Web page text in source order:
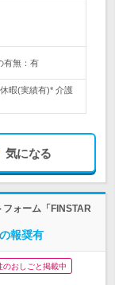
有無：有
暇(実績有)* 介護
気になる
ォーム「FINSTAR
報奨有
のおしごと掲載中